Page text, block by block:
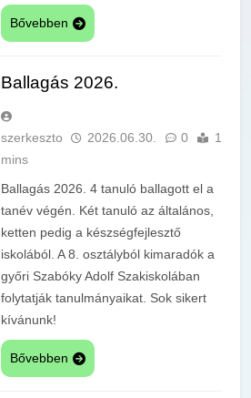
Bővebben
Ballagás 2026.
szerkeszto 2026.06.30. 0
1
mins
Ballagás 2026. 4 tanuló ballagott el a
tanév végén. Két tanuló az általános,
ketten pedig a készségfejlesztő
iskolából. A 8. osztályból kimaradók a
győri Szabóky Adolf Szakiskolában
folytatják tanulmányaikat. Sok sikert
kívánunk!
Bővebben